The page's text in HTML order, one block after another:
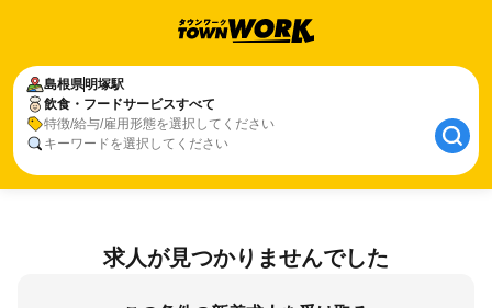
島根県明塚駅
飲食・フードサービスすべて
特徴/給与/雇用形態を選択してください
キーワードを選択してください
求人が見つかりませんでした